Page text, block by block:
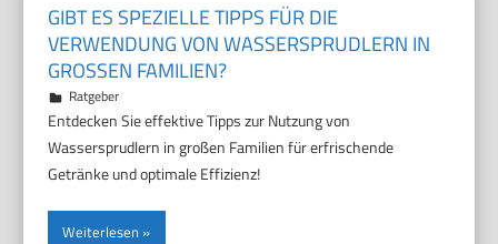
GIBT ES SPEZIELLE TIPPS FÜR DIE
VERWENDUNG VON WASSERSPRUDLERN IN
GROSSEN FAMILIEN?
18. Oktober 2025
Marco
Ratgeber
Entdecken Sie effektive Tipps zur Nutzung von
Wassersprudlern in großen Familien für erfrischende
Getränke und optimale Effizienz!
Weiterlesen